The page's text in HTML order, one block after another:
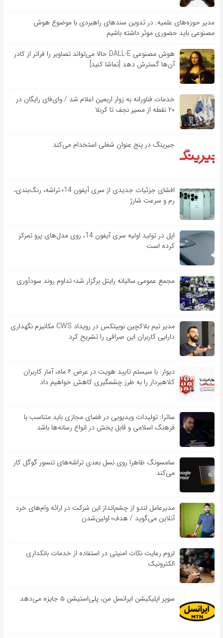
مدیر حوزه‌های علمیه: در تدوین سندهای راهبردی با موضوع هوش
مصنوعی باید حضوری موثر داشته باشیم
هوش مصنوعی DALL-E حالا می‌تواند تصاویر را فراتر از کادر
آن‌ها گسترش دهد [تماشا کنید]
خدمات فناورانه به زوار اربعین اعلام شد / وای‌فای رایگان در
۲۰ نقطه از مسیر نجف تا کربلا
جیرینگ در پنج عنوان شغلی استخدام می‌کند
افشای جزئیات جدیدی از سری آیفون 14؛ تراشه، رنگ‌بندی،
رم و سرعت شارژ
اپل در تولید اولیه سری آیفون 14، روی مدل‌های پرو تمرکز
کرده است
مجمع عمومی سالیانه رایتل برگزار شد؛ تداوم روند سودآوری
مدیر تیم بلاکچین نوبیتکس در رویداد CWS مکانیزم نگهداری
دارایی کاربران این صرافی را تشریح کرد
دیوار: با سیستم تایید هویت در عرض ۶ ماه، آمار کاربران
کلاهبردار را به طرز چشمگیری کاهش خواهیم داد
ساترا: تولیدات ویدیویی در فضای مجازی باید متناسب با
فرهنگ اسلامی و قابل پخش در انواع رسانه‌ها باشد
سامسونگ ظاهرا روی نسل بعدی تراشه‌های تنسور گوگل کار
می‌کند
مدیرعامل لندو از چشم‌انداز این شرکت در ارائه وام‌های خرد
آنلاین می‌گوید / هدف؛ اولین‌شدن
لزوم رعایت نکات امنیتی در استفاده از خدمات بانکداری
الکترونیک
سوپر اپلیکیشن ایرانسل من، پلی‌استیشن ۵ جایزه می‌دهد